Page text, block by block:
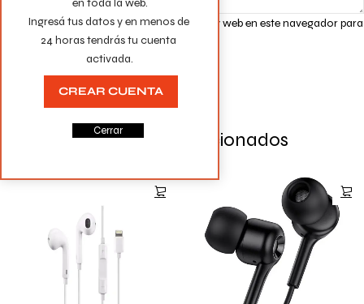
Guarda mi nombre, correo electrónico y web en este navegador para
la próxima vez que comente.
Productos Relacionados
en toda la web.
Ingresá tus datos y en menos de
24 horas tendrás tu cuenta
activada.
CREAR CUENTA
Cerrar